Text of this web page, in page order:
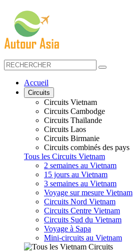
Accueil
Circuits
Circuits Vietnam
Circuits Cambodge
Circuits Thaïlande
Circuits Laos
Circuits Birmanie
Circuits combinés des pays
Tous les Circuits Vietnam
2 semaines au Vietnam
15 jours au Vietnam
3 semaines au Vietnam
Voyage sur mesure Vietnam
Circuits Nord Vietnam
Circuits Centre Vietnam
Circuits Sud du Vietnam
Voyage à Sapa
Mini-circuits au Vietnam